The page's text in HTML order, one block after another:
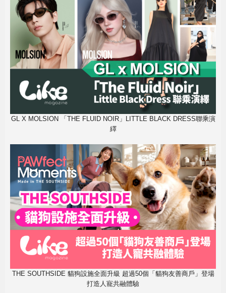
GL X MOLSION 「THE FLUID NOIR」LITTLE BLACK DRESS聯乘演
繹
THE SOUTHSIDE 貓狗設施全面升級 超過50個「貓狗友善商戶」登場
打造人寵共融體驗